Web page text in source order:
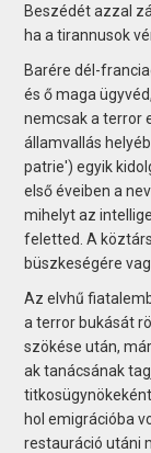
Beszédét azzal
ha a tirannusok
Barére dél-
és ő maga
nemcsak a terror
államvallás
patrie') egyik
első éveiben a
mihelyt az
feletted. A
büszkeségére
Az elvhű
a terror bukását
szökése után,
ak tanácsának
hol emigrációba
restauráció utáni